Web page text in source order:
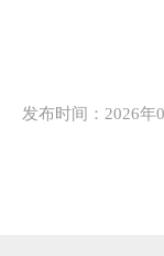
发布时间：2026年